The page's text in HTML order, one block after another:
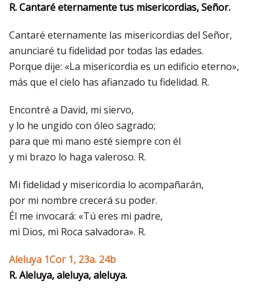
R. Cantaré eternamente tus misericordias, Señor.
Cantaré eternamente las misericordias del Señor,
anunciaré tu fidelidad por todas las edades.
Porque dije: «La misericordia es un edificio eterno»,
más que el cielo has afianzado tu fidelidad. R.
Encontré a David, mi siervo,
y lo he ungido con óleo sagrado;
para que mi mano esté siempre con él
y mi brazo lo haga valeroso. R.
Mi fidelidad y misericordia lo acompañarán,
por mi nombre crecerá su poder.
Él me invocará: «Tú eres mi padre,
mi Dios, mi Roca salvadora». R.
Aleluya 1Cor 1, 23a. 24b
R. Aleluya, aleluya, aleluya.